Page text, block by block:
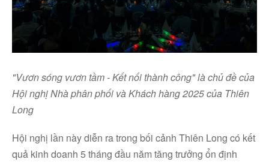
"Vươn sóng vươn tầm - Kết nối thành công" là chủ đề của
Hội nghị Nhà phân phối và Khách hàng 2025 của Thiên
Long
Hội nghị lần này diễn ra trong bối cảnh Thiên Long có kết
quả kinh doanh 5 tháng đầu năm tăng trưởng ổn định